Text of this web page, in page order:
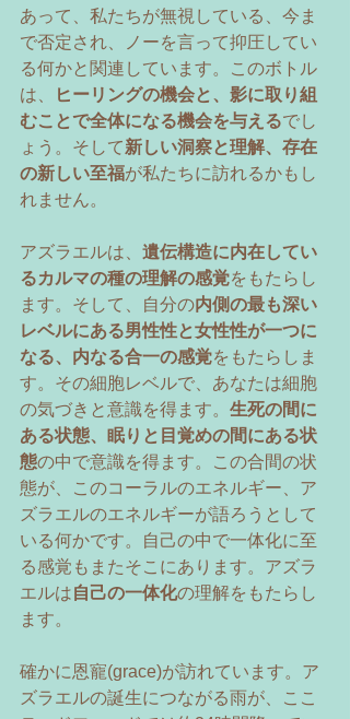
あって、私たちが無視している、今ま
で否定され、ノーを言って抑圧してい
る何かと関連しています。このボトル
は、
ヒーリングの機会と、影に取り組
むことで全体になる機会を与えるでし
ょう。そして新しい洞察と理解、存在
の新しい至福が私たちに訪れるかもし
れません。
アズラエルは、 遺伝構造に内在してい
るカルマの種の理解の感覚をもたらし
ます。そして、自分の内側の最も深い
レベルにある男性性と女性性が一つに
なる、内なる合一の感覚をもたらしま
す。その細胞レベルで、あなたは細胞
の気づきと意識を得ます。 生死の間に
ある状態、眠りと目覚めの間にある状
態の中で意識を得ます。この合間の状
態が、このコーラルのエネルギー、ア
ズラエルのエネルギーが語ろうとして
いる何かです。自己の中で一体化に至
る感覚もまたそこにあります。アズラ
エルは自己の一体化の理解をもたらし
ます。
確かに恩寵(grace)が訪れています。ア
ズラエルの誕生につながる雨が、ここ